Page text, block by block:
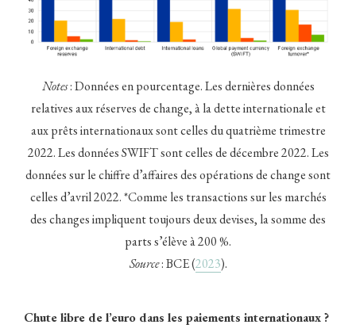
Notes: Données en pourcentage. Les dernières données
relatives aux réserves de change, à la dette internationale et
aux prêts internationaux sont celles du quatrième trimestre
2022. Les données SWIFT sont celles de décembre 2022. Les
données sur le chiffre d’affaires des opérations de change sont
celles d’avril 2022. *Comme les transactions sur les marchés
des changes impliquent toujours deux devises, la somme des
parts s’élève à 200 %.
Source: BCE (2023).
Chute libre de l’euro dans les paiements internationaux ?